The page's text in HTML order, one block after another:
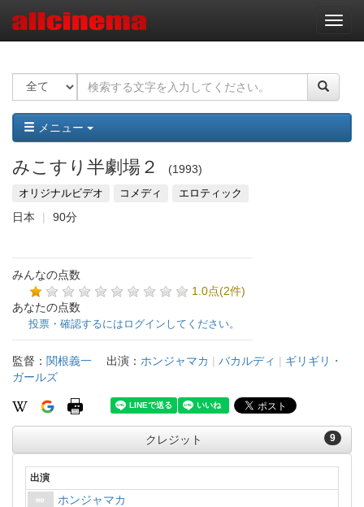
ナ
ビ
ー
ョ
ン
メニュー
みこすり半劇場２ 1993
オリジナルビデオ コメディ エロティック
日本 90分
みんなの点数
1.0点(2件)
あなたの点数
投票・確認するにはログインしてください。
監督： 関根義一 出演： ホンジャマカ | バカルディ | ギリギリ・
ガールズ
9
クレジット
出演
ホンジャマカ